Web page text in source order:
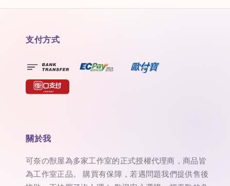
支付方式
關於我
可奈の獣屋為多家工作室的正式授權代理商，商品皆
為工作室正品。 購買有保障，若遇問題我們提供售後